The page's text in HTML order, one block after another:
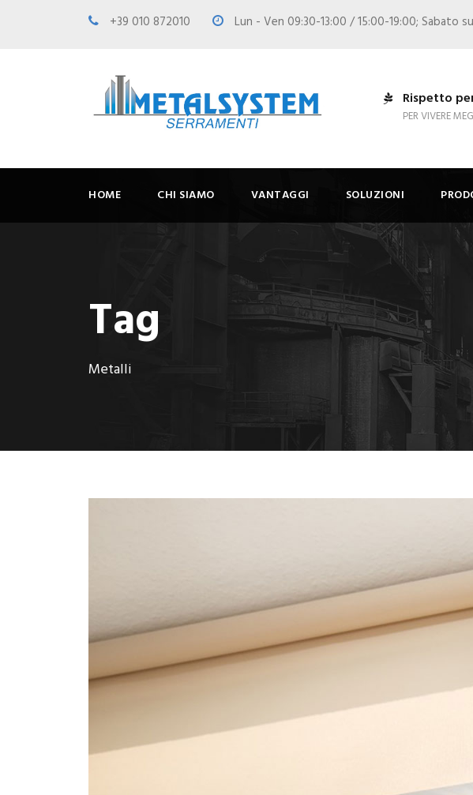
+39 010 872010 Lun - Ven 09:30-13:00 / 15:00-19:00; Sabato
Rispetto
PER VIVERE
HOME CHI SIAMO VANTAGGI SOLUZIONI
Tag
Metalli